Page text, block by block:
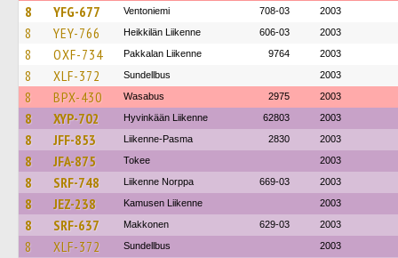
8 YFG-677 Ventoniemi 708-03 2003
8 YEY-766 Heikkilän Liikenne 606-03 2003
8 OXF-734 Pakkalan Liikenne 9764 2003
8 XLF-372 Sundellbus 2003
8 BPX-430 Wasabus 2975 2003
8 XYP-702 Hyvinkään Liikenne 62803 2003
8 JFF-853 Liikenne-Pasma 2830 2003
8 JFA-875 Tokee 2003
8 SRF-748 Liikenne Norppa 669-03 2003
8 JEZ-238 Kamusen Liikenne 2003
8 SRF-637 Makkonen 629-03 2003
8 XLF-372 Sundellbus 2003